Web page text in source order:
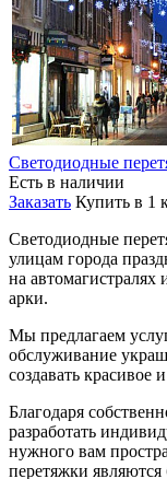
Светодиодные
Есть в наличии
Заказать Купить в 1
Светодиодные
улицам города
на автомагистралях
арки.
Мы предлагаем
обслуживание
создавать красивое
Благодаря
разработать
нужного вам
перетяжки